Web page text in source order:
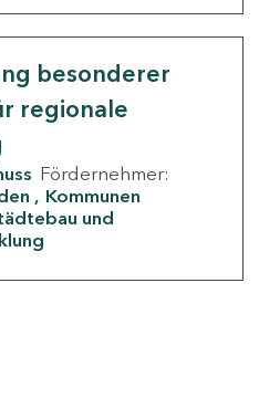
besonderer
regionale
Fördernehmer:
Kommunen
und